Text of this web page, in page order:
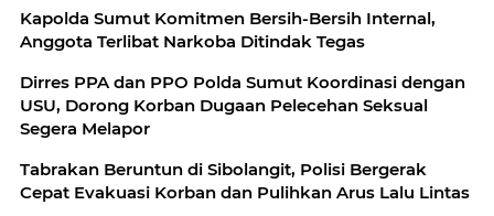
Kapolda Sumut Komitmen Bersih-Bersih Internal,
Anggota Terlibat Narkoba Ditindak Tegas
Dirres PPA dan PPO Polda Sumut Koordinasi dengan
USU, Dorong Korban Dugaan Pelecehan Seksual
Segera Melapor
Tabrakan Beruntun di Sibolangit, Polisi Bergerak
Cepat Evakuasi Korban dan Pulihkan Arus Lalu Lintas